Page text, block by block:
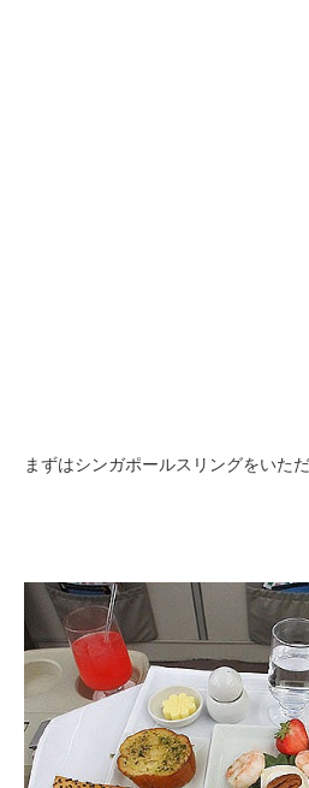
まずはシンガポールスリングをいただ